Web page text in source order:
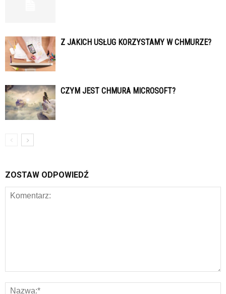
Z JAKICH USŁUG KORZYSTAMY W CHMURZE?
CZYM JEST CHMURA MICROSOFT?
ZOSTAW ODPOWIEDŹ